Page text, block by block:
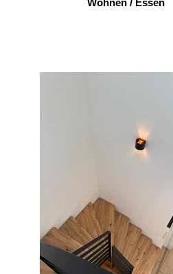
Wohnen / Essen